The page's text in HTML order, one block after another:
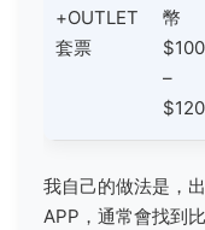
+OUTLET
套票
幣
–
我自己的做法是，
APP，通常會找到